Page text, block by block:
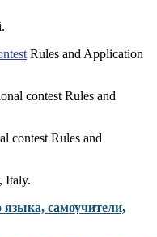
Rules and Application
contest Rules and
contest Rules and
Italy.
языка, самоучители,